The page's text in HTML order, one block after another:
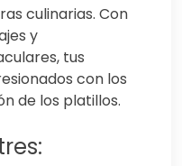
culinarias. Con
y
tus
con los
de los platillos.